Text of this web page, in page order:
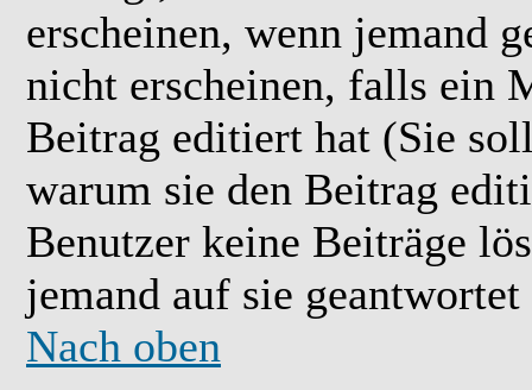
erscheinen, wenn jemand
nicht erscheinen, falls ein
Beitrag editiert hat (Sie
warum sie den Beitrag
Benutzer keine Beiträge
jemand auf sie geantwortet
Nach oben